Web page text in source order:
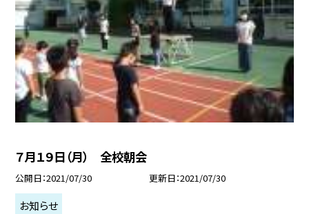
７月１９日（月） 全校朝会
公開日 2021/07/30 更新日 2021/07/30
お知らせ